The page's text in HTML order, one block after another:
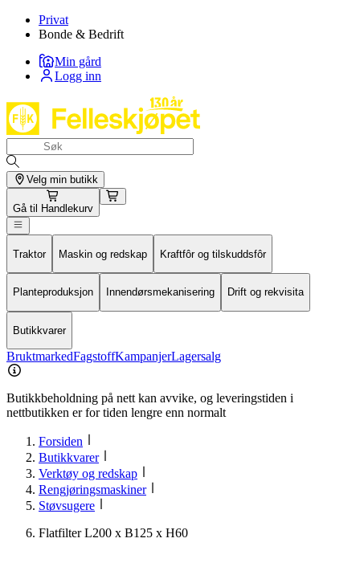
Privat
Bonde & Bedrift
Min gård
Logg inn
Velg min butikk
Gå til Handlekurv
Traktor Maskin og redskap Kraftfôr og tilskuddsfôr
Planteproduksjon Innendørsmekanisering Drift og rekvisita
Butikkvarer
BruktmarkedFagstoffKampanjerLagersalg
Butikkbeholdning på nett kan avvike, og leveringstiden i
nettbutikken er for tiden lengre enn normalt
Forsiden
Butikkvarer
Verktøy og redskap
Rengjøringsmaskiner
Støvsugere
Flatfilter L200 x B125 x H60